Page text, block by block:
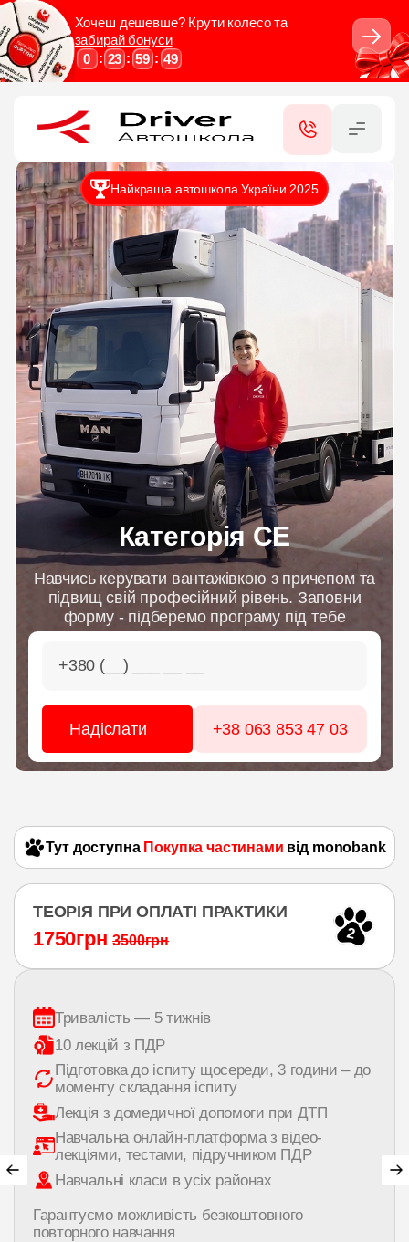
Хочеш дешевше? Крути колесо та
забирай бонуси
0
: 23 : 59 : 48
Закрити
RU UA
КАТЕГОРІЇ
ПОСЛУГИ
СЕРТИФІКАТИ
ФІЛІЇ
КОНТАКТИ
ВІДГУКИ
ЦІНИ
ГРАФІК
ІНСТРУКТОРИ
ОНЛАЙН НАВЧАННЯ
Найкраща автошкола України 2025
Категорія CE
Навчись керувати вантажівкою з причепом та
підвищ свій професійний рівень. Заповни
форму - підберемо програму під тебе
+38 063 853 47 03
Тут доступна Покупка частинами від monobank
ТЕОРІЯ ПРИ ОПЛАТІ ПРАКТИКИ
1750грн3500грн 2
Тривалість — 5 тижнів
10 лекцій з ПДР
Підготовка до іспиту щосереди, 3 години – до
моменту складання іспиту
Лекція з домедичної допомоги при ДТП
Навчальна онлайн-платформа з відео-
лекціями, тестами, підручником ПДР
Навчальні класи в усіх районах
Гарантуємо можливість безкоштовного
повторного навчання